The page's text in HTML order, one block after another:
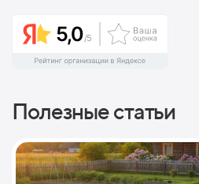
Полезные статьи